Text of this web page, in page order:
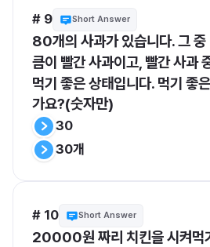
# 9 Short Answer
80개의 사과가 있습니다. 그 중
큼이 빨간 사과이고, 빨간 사과
먹기 좋은 상태입니다. 먹기 좋
가요?(숫자만)
30
30개
# 10 Short Answer
20000원 짜리 치킨을 시켜먹